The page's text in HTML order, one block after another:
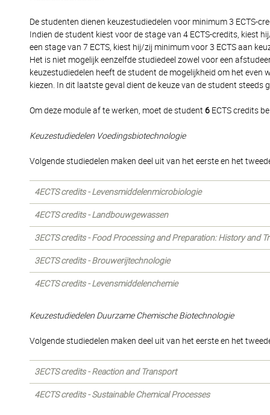
De studenten dienen keuzestudiedelen voor minimum 3 ECTS-
Indien de student kiest voor de stage van 4 ECTS-credits, kiest
een stage van 7 ECTS, kiest hij/zij minimum voor 3 ECTS aan
Het is niet mogelijk eenzelfde studiedeel zowel voor een
keuzestudiedelen heeft de student de mogelijkheid om het
kiezen. In dit laatste geval dient de keuze van de student
Om deze module af te werken, moet de student 6 ECTS credits
Keuzestudiedelen Voedingsbiotechnologie
Volgende studiedelen maken deel uit van het eerste en het
4ECTS credits - Levensmiddelenmicrobiologie
4ECTS credits - Landbouwgewassen
3ECTS credits - Food Processing and Preparation: History and
3ECTS credits - Brouwerijtechnologie
4ECTS credits - Levensmiddelenchemie
Keuzestudiedelen Duurzame Chemische Biotechnologie
Volgende studiedelen maken deel uit van het eerste en het
3ECTS credits - Reaction and Transport
4ECTS credits - Sustainable Chemical Processes